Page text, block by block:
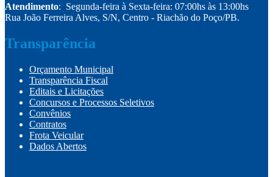
Atendimento: Segunda-feira à Sexta-feira: 07:00hs às 13:00hs
Rua João Ferreira Alves, S/N, Centro - Riachão do Poço/PB.
Transparência
Orçamento Municipal
Transparência Fiscal
Editais e Licitações
Concursos e Processos Seletivos
Convênios
Contratos
Frota Veicular
Dados Abertos